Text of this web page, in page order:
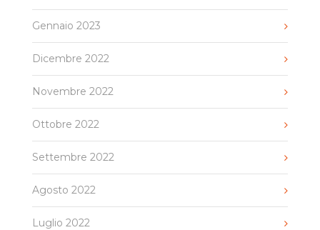
Gennaio 2023
Dicembre 2022
Novembre 2022
Ottobre 2022
Settembre 2022
Agosto 2022
Luglio 2022